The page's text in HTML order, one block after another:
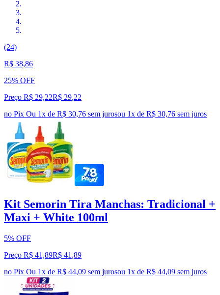
(24)
R$ 38,86
25% OFF
Preço R$ 29,22R$ 29,22
no Pix Ou 1x de R$ 30,76 sem jurosou 1x de R$ 30,76 sem juros
Kit Semorin Tira Manchas: Tradicional +
Maxi + White 100ml
5% OFF
Preço R$ 41,89R$ 41 ,89
no Pix Ou 1x de R$ 44,09 sem jurosou 1x de R$ 44,09 sem juros